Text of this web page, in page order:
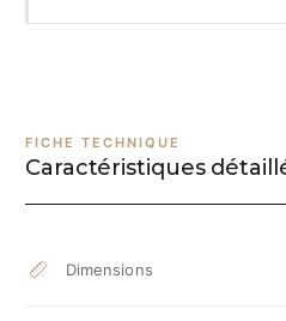
FICHE TECHNIQUE
Caractéristiques
Dimensions